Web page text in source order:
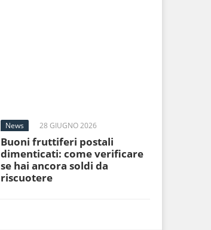
News 28 GIUGNO 2026
Buoni fruttiferi postali
dimenticati: come verificare
se hai ancora soldi da
riscuotere